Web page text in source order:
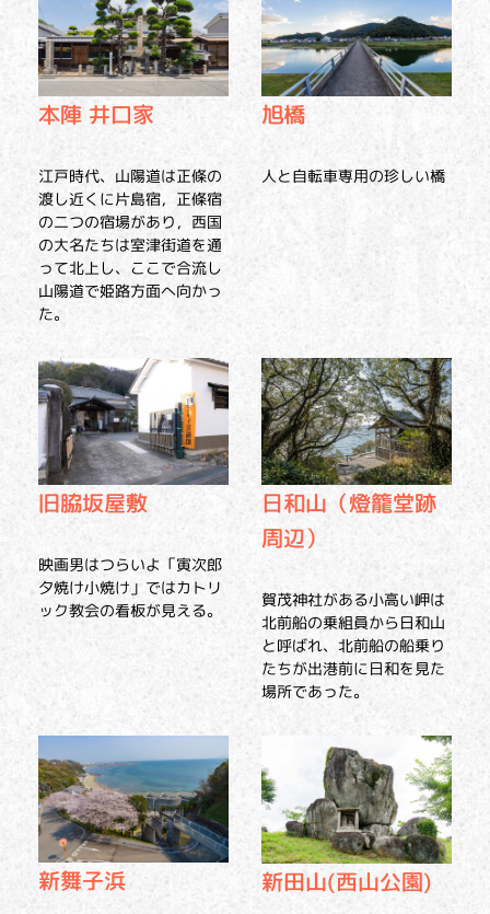
本陣 井口家
江戸時代、山陽道は正條の
渡し近くに片島宿，正條宿
の二つの宿場があり，西国
の大名たちは室津街道を通
って北上し、ここで合流し
山陽道で姫路方面へ向かっ
た。
旭橋
人と自転車専用の珍しい橋
旧脇坂屋敷
映画男はつらいよ「寅次郎
夕焼け小焼け」ではカトリ
ック教会の看板が見える。
日和山（燈籠堂跡
周辺）
賀茂神社がある小高い岬は
北前船の乗組員から日和山
と呼ばれ、北前船の船乗り
たちが出港前に日和を見た
場所であった。
新舞子浜 新田山(西山公園)